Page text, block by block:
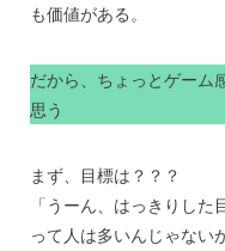
も価値がある。
だから、ちょっとゲーム
思う
まず、目標は？？？
「うーん、はっきりした
って人は多いんじゃない